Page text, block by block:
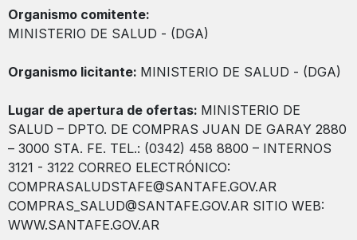
Organismo comitente:
MINISTERIO DE SALUD - (DGA)
Organismo licitante: MINISTERIO DE SALUD - (DGA)
Lugar de apertura de ofertas: MINISTERIO DE
SALUD – DPTO. DE COMPRAS JUAN DE GARAY 2880
– 3000 STA. FE. TEL.: (0342) 458 8800 – INTERNOS
3121 - 3122 CORREO ELECTRÓNICO:
COMPRASALUDSTAFE@SANTAFE.GOV.AR
COMPRAS_SALUD@SANTAFE.GOV.AR SITIO WEB:
WWW.SANTAFE.GOV.AR